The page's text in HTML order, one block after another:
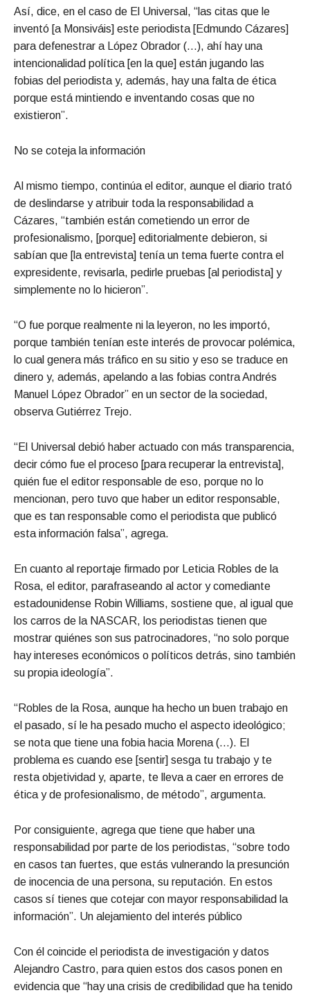
Así, dice, en el caso de El Universal, “las citas que le
inventó [a Monsiváis] este periodista [Edmundo Cázares]
para defenestrar a López Obrador (…), ahí hay una
intencionalidad política [en la que] están jugando las
fobias del periodista y, además, hay una falta de ética
porque está mintiendo e inventando cosas que no
existieron”.
No se coteja la información
Al mismo tiempo, continúa el editor, aunque el diario trató
de deslindarse y atribuir toda la responsabilidad a
Cázares, “también están cometiendo un error de
profesionalismo, [porque] editorialmente debieron, si
sabían que [la entrevista] tenía un tema fuerte contra el
expresidente, revisarla, pedirle pruebas [al periodista] y
simplemente no lo hicieron”.
“O fue porque realmente ni la leyeron, no les importó,
porque también tenían este interés de provocar polémica,
lo cual genera más tráfico en su sitio y eso se traduce en
dinero y, además, apelando a las fobias contra Andrés
Manuel López Obrador” en un sector de la sociedad,
observa Gutiérrez Trejo.
“El Universal debió haber actuado con más transparencia,
decir cómo fue el proceso [para recuperar la entrevista],
quién fue el editor responsable de eso, porque no lo
mencionan, pero tuvo que haber un editor responsable,
que es tan responsable como el periodista que publicó
esta información falsa”, agrega.
En cuanto al reportaje firmado por Leticia Robles de la
Rosa, el editor, parafraseando al actor y comediante
estadounidense Robin Williams, sostiene que, al igual que
los carros de la NASCAR, los periodistas tienen que
mostrar quiénes son sus patrocinadores, “no solo porque
hay intereses económicos o políticos detrás, sino también
su propia ideología”.
“Robles de la Rosa, aunque ha hecho un buen trabajo en
el pasado, sí le ha pesado mucho el aspecto ideológico;
se nota que tiene una fobia hacia Morena (…). El
problema es cuando ese [sentir] sesga tu trabajo y te
resta objetividad y, aparte, te lleva a caer en errores de
ética y de profesionalismo, de método”, argumenta.
Por consiguiente, agrega que tiene que haber una
responsabilidad por parte de los periodistas, “sobre todo
en casos tan fuertes, que estás vulnerando la presunción
de inocencia de una persona, su reputación. En estos
casos sí tienes que cotejar con mayor responsabilidad la
información”. Un alejamiento del interés público
Con él coincide el periodista de investigación y datos
Alejandro Castro, para quien estos dos casos ponen en
evidencia que “hay una crisis de credibilidad que ha tenido